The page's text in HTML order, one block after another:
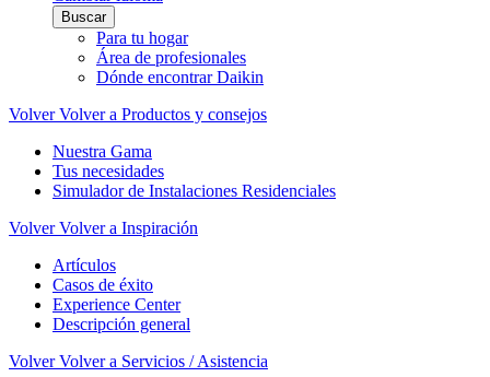
Buscar
Para tu hogar
Área de profesionales
Dónde encontrar Daikin
Volver Volver a Productos y consejos
Nuestra Gama
Tus necesidades
Simulador de Instalaciones Residenciales
Volver Volver a Inspiración
Artículos
Casos de éxito
Experience Center
Descripción general
Volver Volver a Servicios / Asistencia